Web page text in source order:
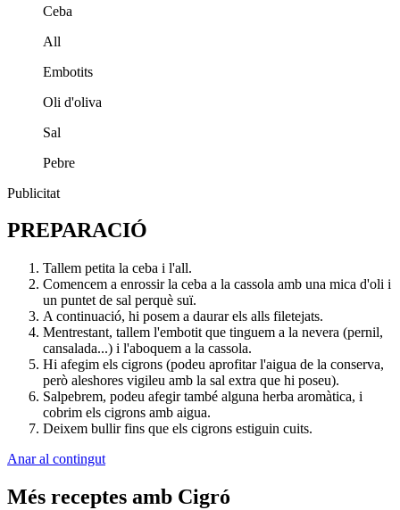
Ceba
All
Embotits
Oli d'oliva
Sal
Pebre
Publicitat
PREPARACIÓ
Tallem petita la ceba i l'all.
Comencem a enrossir la ceba a la cassola amb una mica d'oli i
un puntet de sal perquè suï.
A continuació, hi posem a daurar els alls filetejats.
Mentrestant, tallem l'embotit que tinguem a la nevera (pernil,
cansalada...) i l'aboquem a la cassola.
Hi afegim els cigrons (podeu aprofitar l'aigua de la conserva,
però aleshores vigileu amb la sal extra que hi poseu).
Salpebrem, podeu afegir també alguna herba aromàtica, i
cobrim els cigrons amb aigua.
Deixem bullir fins que els cigrons estiguin cuits.
Anar al contingut
Més receptes amb Cigró